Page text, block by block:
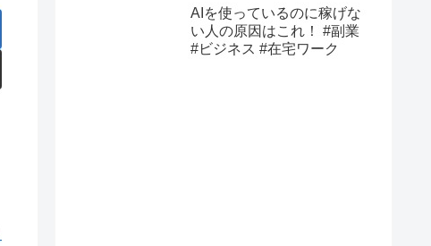
AIを使っているのに稼げな
い人の原因はこれ！ #副業
#ビジネス #在宅ワーク